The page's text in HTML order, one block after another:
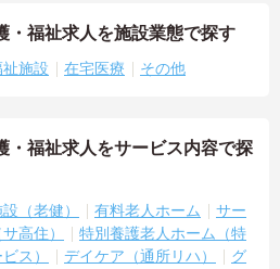
・福祉求人を施設業態で探す
施設 在宅医療 その他
・福祉求人をサービス内容で探
（老健） 有料老人ホーム
サー
高住）
特別養護老人ホーム（特
ス） デイケア（通所リハ）
グ